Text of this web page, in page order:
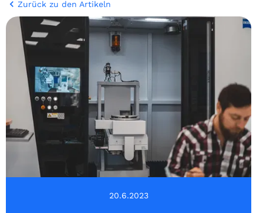
Zurück zu den Artikeln
20.6.2023